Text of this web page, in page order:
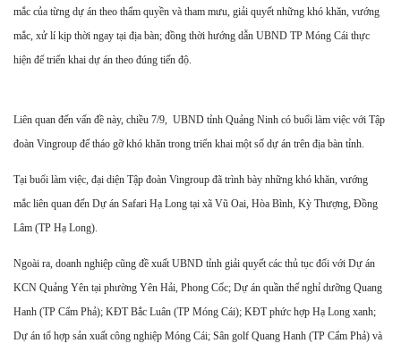
mắc của từng dự án theo thẩm quyền và tham mưu, giải quyết những khó khăn, vướng
mắc, xử lí kịp thời ngay tại địa bàn; đồng thời hướng dẫn UBND TP Móng Cái thực
hiện để triển khai dự án theo đúng tiến độ.
Liên quan đến vấn đề này, chiều 7/9, UBND tỉnh Quảng Ninh có buổi làm việc với Tập
đoàn Vingroup để tháo gỡ khó khăn trong triển khai một số dự án trên địa bàn tỉnh.
Tại buổi làm việc, đại diện Tập đoàn Vingroup đã trình bày những khó khăn, vướng
mắc liên quan đến Dự án Safari Hạ Long tại xã Vũ Oai, Hòa Bình, Kỳ Thượng, Đồng
Lâm (TP Hạ Long).
Ngoài ra, doanh nghiệp cũng đề xuất UBND tỉnh giải quyết các thủ tục đối với Dự án
KCN Quảng Yên tại phường Yên Hải, Phong Cốc; Dự án quần thể nghỉ dưỡng Quang
Hanh (TP Cẩm Phả); KĐT Bắc Luân (TP Móng Cái); KĐT phức hợp Hạ Long xanh;
Dự án tổ hợp sản xuất công nghiệp Móng Cái; Sân golf Quang Hanh (TP Cẩm Phả) và